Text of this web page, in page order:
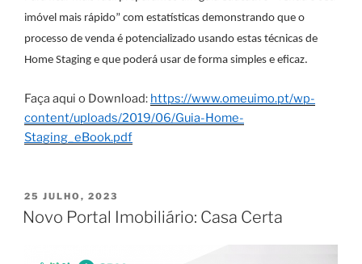
imóvel mais rápido” com estatísticas demonstrando que o
processo de venda é potencializado usando estas técnicas de
Home Staging e que poderá usar de forma simples e eficaz.
Faça aqui o Download: https://www.omeuimo.pt/wp-
content/uploads/2019/06/Guia-Home-
Staging_eBook.pdf
PUBLICADO
EM
25 JULHO, 2023
Novo Portal Imobiliário: Casa Certa